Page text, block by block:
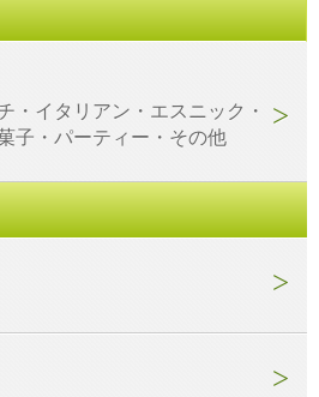
・イタリアン・エスニック・
子・パーティー・その他